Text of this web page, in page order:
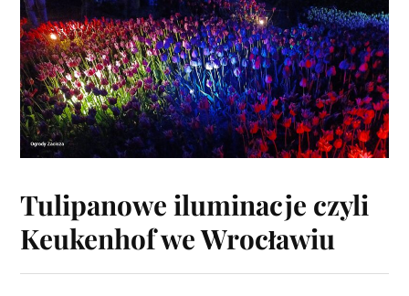
Tulipanowe iluminacje czyli
Keukenhof we Wrocławiu